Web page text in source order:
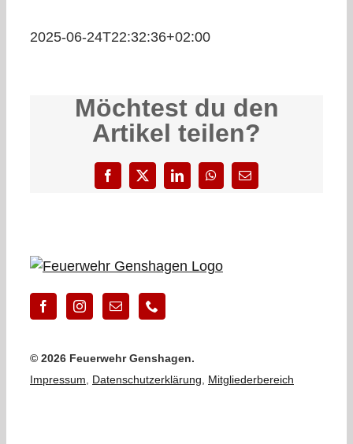
2025-06-24T22:32:36+02:00
Möchtest du den
Artikel teilen?
Facebook
X LinkedInWhatsApp
E-
Mail
© 2026 Feuerwehr Genshagen.
Impressum
Datenschutzerklärung Mitgliederbereich